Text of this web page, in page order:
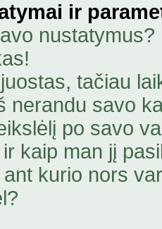
ir
nustatymus?
tačiau
nerandu savo
po savo
kaip man jį
kurio nors